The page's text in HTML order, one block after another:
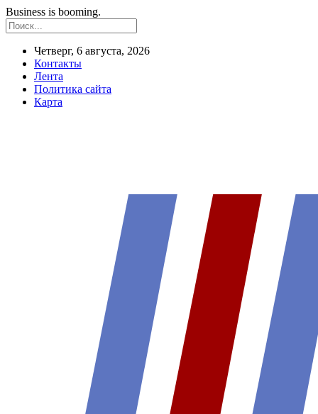
Business is booming.
Четверг, 6 августа, 2026
Контакты
Лента
Политика сайта
Карта